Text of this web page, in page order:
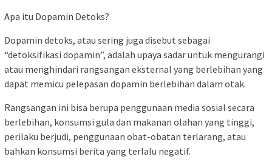
Apa itu Dopamin Detoks?
Dopamin detoks, atau sering juga disebut sebagai
“detoksifikasi dopamin”, adalah upaya sadar untuk mengurangi
atau menghindari rangsangan eksternal yang berlebihan yang
dapat memicu pelepasan dopamin berlebihan dalam otak.
Rangsangan ini bisa berupa penggunaan media sosial secara
berlebihan, konsumsi gula dan makanan olahan yang tinggi,
perilaku berjudi, penggunaan obat-obatan terlarang, atau
bahkan konsumsi berita yang terlalu negatif.